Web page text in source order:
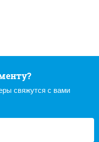
свяжутся с вами